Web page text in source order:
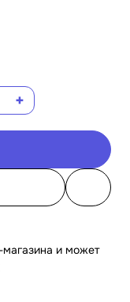
+
магазина и может